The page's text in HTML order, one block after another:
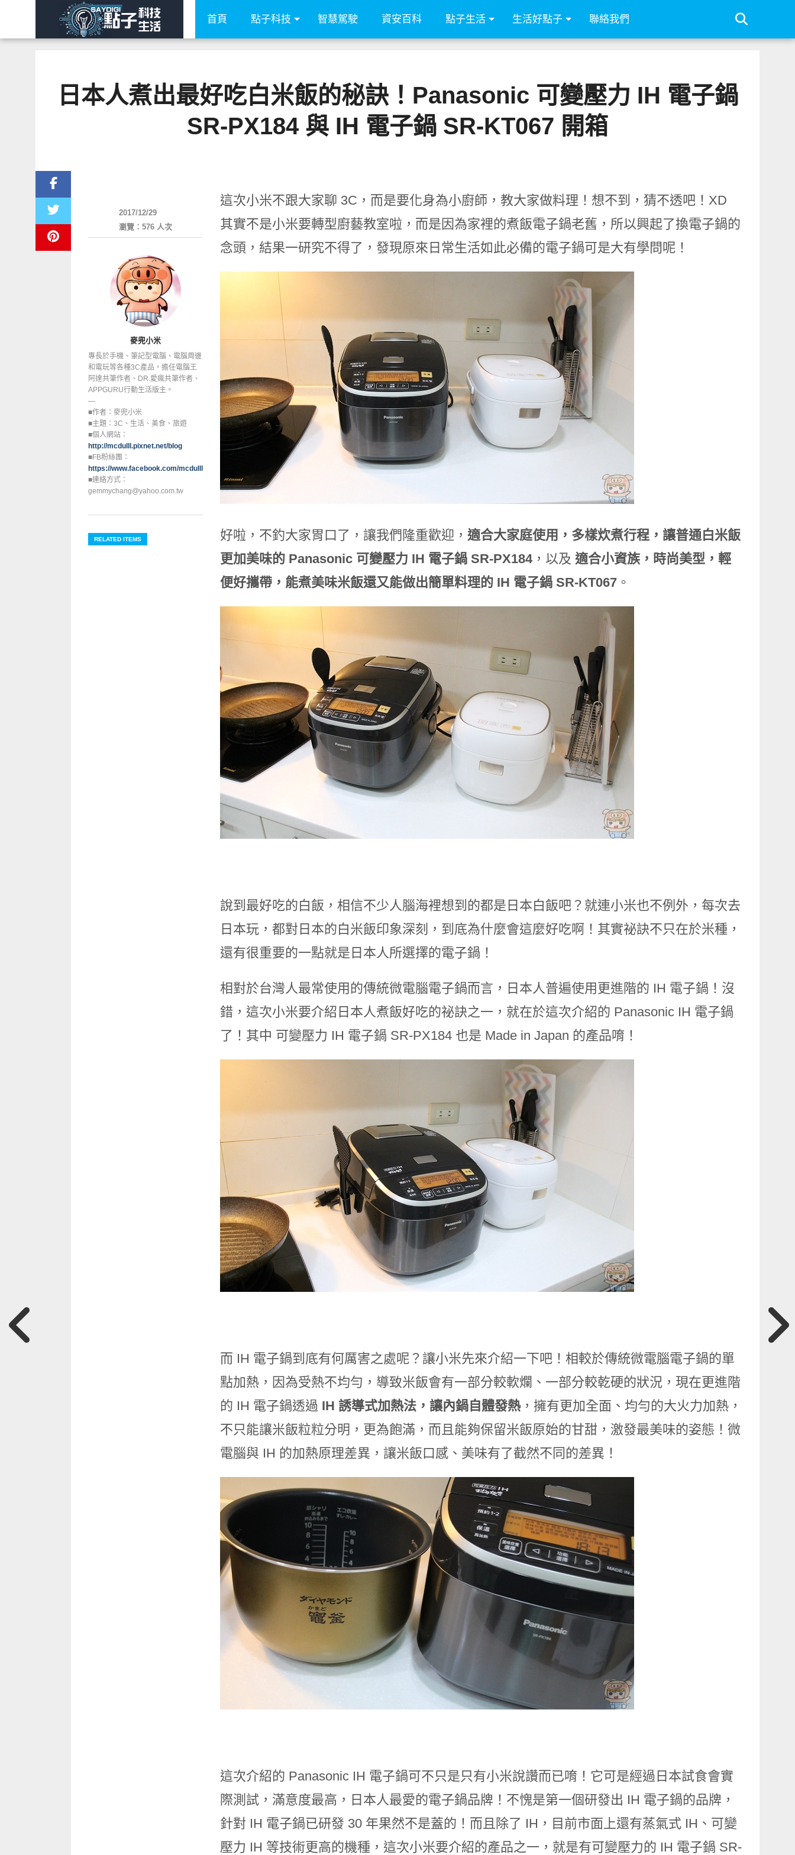
首頁 點子科技 智慧駕駛 資安百科 點子生活 生活好點子 聯絡我們
日本人煮出最好吃白米飯的秘訣！Panasonic 可變壓力 IH 電子鍋
SR-PX184 與 IH 電子鍋 SR-KT067 開箱
這次小米不跟大家聊 3C，而是要化身為小廚師，教大家做料理！想不到，猜不透吧！XD
其實不是小米要轉型廚藝教室啦，而是因為家裡的煮飯電子鍋老舊，所以興起了換電子鍋的
念頭，結果一研究不得了，發現原來日常生活如此必備的電子鍋可是大有學問呢！
好啦，不釣大家胃口了，讓我們隆重歡迎， 適合大家庭使用，多樣炊煮行程，讓普通白米飯
更加美味的 Panasonic 可變壓力 IH 電子鍋 SR-PX184，以及 適合小資族，時尚美型，輕
便好攜帶，能煮美味米飯還又能做出簡單料理的 IH 電子鍋 SR-KT067。
說到最好吃的白飯，相信不少人腦海裡想到的都是日本白飯吧？就連小米也不例外，每次去
日本玩，都對日本的白米飯印象深刻，到底為什麼會這麼好吃啊！其實祕訣不只在於米種，
還有很重要的一點就是日本人所選擇的電子鍋！
相對於台灣人最常使用的傳統微電腦電子鍋而言，日本人普遍使用更進階的 IH 電子鍋！沒
錯，這次小米要介紹日本人煮飯好吃的祕訣之一，就在於這次介紹的 Panasonic IH 電子鍋
了！其中 可變壓力 IH 電子鍋 SR-PX184 也是 Made in Japan 的產品唷！
而 IH 電子鍋到底有何厲害之處呢？讓小米先來介紹一下吧！相較於傳統微電腦電子鍋的單
點加熱，因為受熱不均勻，導致米飯會有一部分較軟爛、一部分較乾硬的狀況，現在更進階
的 IH 電子鍋透過 IH 誘導式加熱法，讓內鍋自體發熱，擁有更加全面、均勻的大火力加熱，
不只能讓米飯粒粒分明，更為飽滿，而且能夠保留米飯原始的甘甜，激發最美味的姿態！微
電腦與 IH 的加熱原理差異，讓米飯口感、美味有了截然不同的差異！
這次介紹的 Panasonic IH 電子鍋可不只是只有小米說讚而已唷！它可是經過日本試食會實
際測試，滿意度最高，日本人最愛的電子鍋品牌！不愧是第一個研發出 IH 電子鍋的品牌，
針對 IH 電子鍋已研發 30 年果然不是蓋的！而且除了 IH，目前市面上還有蒸氣式 IH、可變
壓力 IH 等技術更高的機種，這次小米要介紹的產品之一，就是有可變壓力的 IH 電子鍋 SR-
2017/12/29
瀏覽：576 人次
麥兜小米
專長於手機、筆記型電腦、電腦周邊
和電玩等各種3C產品，擔任電腦王
阿達共筆作者、DR.愛瘋共筆作者、
APPGURU行動生活版主。
—
■作者：麥兜小米
■主題：3C、生活、美食、旅遊
■個人網站：
http://mcdulll.pixnet.net/blog
■FB粉絲團：
https://www.facebook.com/mcdulllfans
■連絡方式：
gemmychang@yahoo.com.tw
RELATED ITEMS